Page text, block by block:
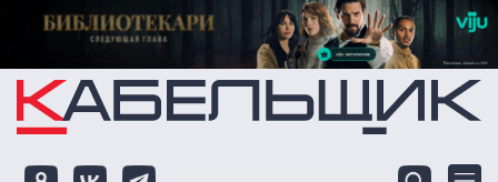
Перейти к основному содержанию